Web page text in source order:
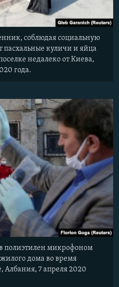
соблюдая социальную
пасхальные куличи и яйца
недалеко от Киева,
года.
полиэтилен микрофоном
дома во время
Албания, 7 апреля 2020